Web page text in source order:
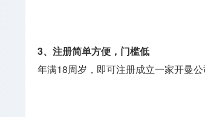
3、注册简单方便，门槛低
年满18周岁，即可注册成立一家开曼